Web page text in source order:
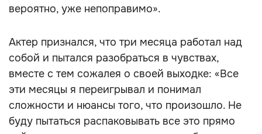
вероятно, уже непоправимо».
Актер признался, что три месяца работал над
собой и пытался разобраться в чувствах,
вместе с тем сожалея о своей выходке: «Все
эти месяцы я переигрывал и понимал
сложности и нюансы того, что произошло. Не
буду пытаться распаковывать все это прямо